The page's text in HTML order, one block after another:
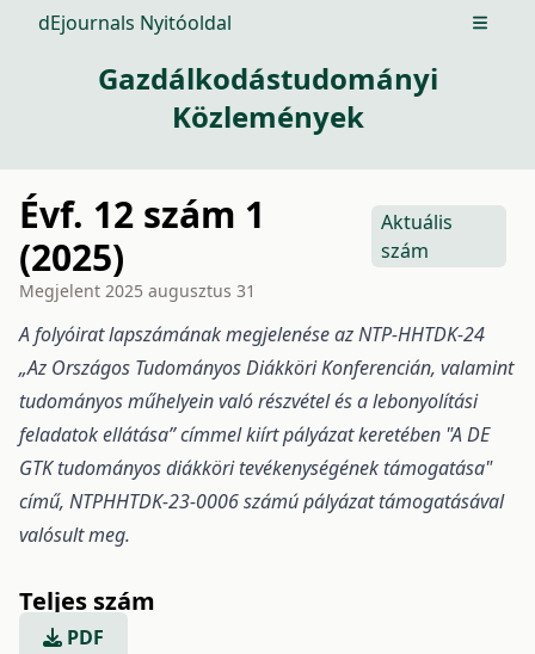
dEjournals Nyitóoldal Open
Gazdálkodástudományi
Közlemények
Évf. 12 szám 1
(2025)
Aktuális
szám
Megjelent 2025 augusztus 31
A folyóirat lapszámának megjelenése az NTP-HHTDK-24
„Az Országos Tudományos Diákköri Konferencián, valamint
tudományos műhelyein való részvétel és a lebonyolítási
feladatok ellátása” címmel kiírt pályázat keretében "A DE
GTK tudományos diákköri tevékenységének támogatása"
című, NTPHHTDK-23-0006 számú pályázat támogatásával
valósult meg.
Teljes szám
PDF